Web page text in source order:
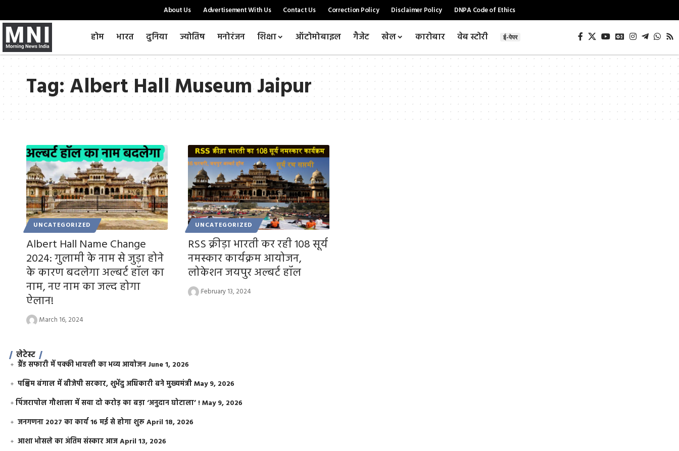
About Us Advertisement With Us Contact Us Correction Policy Disclaimer Policy DNPA Code of Ethics
होम भारत दुनिया ज्योतिष मनोरंजन शिक्षा ऑटोमोबाइल गैजेट खेल कारोबार वेब स्टोरी ई-पेपर
Tag:Albert Hall Museum Jaipur
UNCATEGORIZED
Albert Hall Name Change
2024: गुलामी के नाम से जुड़ा होने
के कारण बदलेगा अल्बर्ट हॉल का
नाम, नए नाम का जल्द होगा
ऐलान!
March 16, 2024
UNCATEGORIZED
RSS क्रीड़ा भारती कर रही 108 सूर्य
नमस्कार कार्यक्रम आयोजन,
लोकेशन जयपुर अल्बर्ट हॉल
February 13, 2024
लेटेस्ट
ग्रैंड सफारी में पक्की भायली का भव्य आयोजन June 1, 2026
पश्चिम बंगाल में बीजेपी सरकार, शुभेंदु अधिकारी बने मुख्यमंत्रीMay 9, 2026
​पिंजरापोल गौशाला में सवा दो करोड़ का बड़ा ‘अनुदान घोटाला’ !May 9, 2026
जनगणना 2027 का कार्य 16 मई से होगा शुरूApril 18, 2026
आशा भोसले का अंतिम संस्कार आजApril 13, 2026